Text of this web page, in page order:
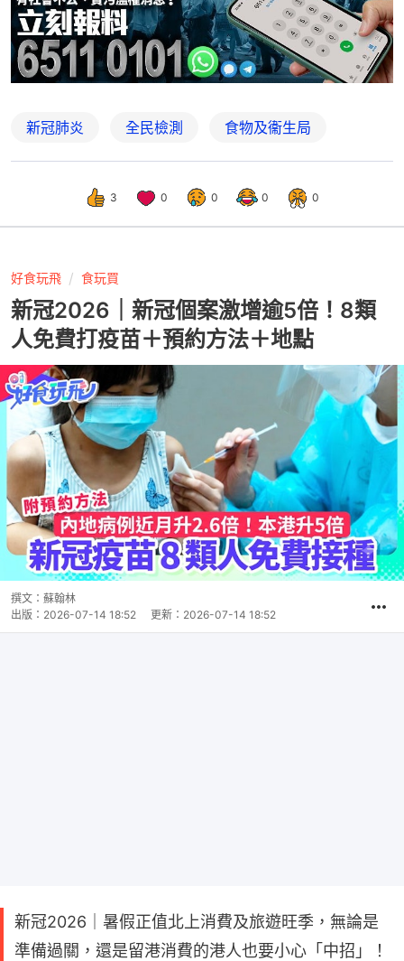
新冠肺炎 全民檢測 食物及衞生局
3 0 0 0 0
好食玩飛 食玩買
新冠2026｜新冠個案激增逾5倍！8類
人免費打疫苗＋預約方法＋地點
撰文： 蘇翰林
出版： 2026-07-14 18:52 更新： 2026-07-14 18:52
新冠2026｜暑假正值北上消費及旅遊旺季，無論是
準備過關，還是留港消費的港人也要小心「中招」！